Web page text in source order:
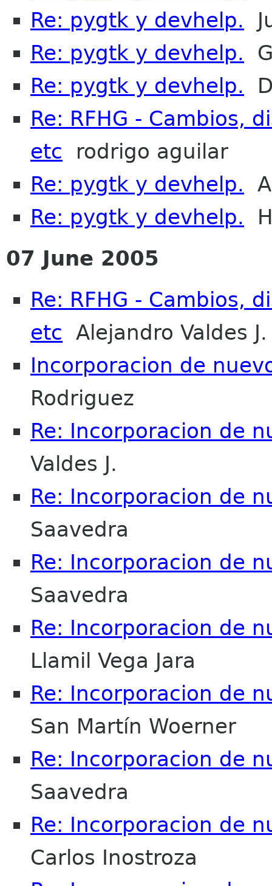
Re: pygtk y devhelp.
Re: pygtk y devhelp.
Re: pygtk y devhelp.
Re: RFHG - Cambios,
etc rodrigo aguilar
Re: pygtk y devhelp.
Re: pygtk y devhelp.
07 June 2005
Re: RFHG - Cambios,
etc Alejandro Valdes J.
Incorporacion de
Rodriguez
Re: Incorporacion de
Valdes J.
Re: Incorporacion de
Saavedra
Re: Incorporacion de
Saavedra
Re: Incorporacion de
Llamil Vega Jara
Re: Incorporacion de
San Martín Woerner
Re: Incorporacion de
Saavedra
Re: Incorporacion de
Carlos Inostroza